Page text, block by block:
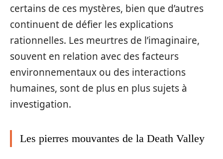
certains de ces mystères, bien que d’autres
continuent de défier les explications
rationnelles. Les meurtres de l’imaginaire,
souvent en relation avec des facteurs
environnementaux ou des interactions
humaines, sont de plus en plus sujets à
investigation.
Les pierres mouvantes de la Death Valley